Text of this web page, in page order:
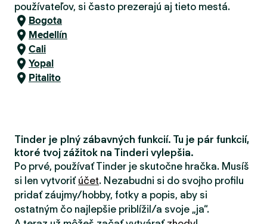
používateľov, si často prezerajú aj tieto mestá.
Bogota
Medellín
Cali
Yopal
Pitalito
Tinder je plný zábavných funkcií. Tu je pár funkcií,
ktoré tvoj zážitok na Tinderi vylepšia.
Po prvé, používať Tinder je skutočne hračka. Musíš
si len vytvoriť účet. Nezabudni si do svojho profilu
pridať záujmy/hobby, fotky a popis, aby si
ostatným čo najlepšie priblížil/a svoje „ja“.